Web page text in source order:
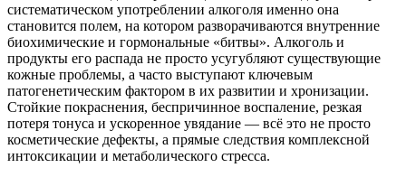
систематическом употреблении алкоголя именно она
становится полем, на котором разворачиваются внутренние
биохимические и гормональные «битвы». Алкоголь и
продукты его распада не просто усугубляют существующие
кожные проблемы, а часто выступают ключевым
патогенетическим фактором в их развитии и хронизации.
Стойкие покраснения, беспричинное воспаление, резкая
потеря тонуса и ускоренное увядание — всё это не просто
косметические дефекты, а прямые следствия комплексной
интоксикации и метаболического стресса.